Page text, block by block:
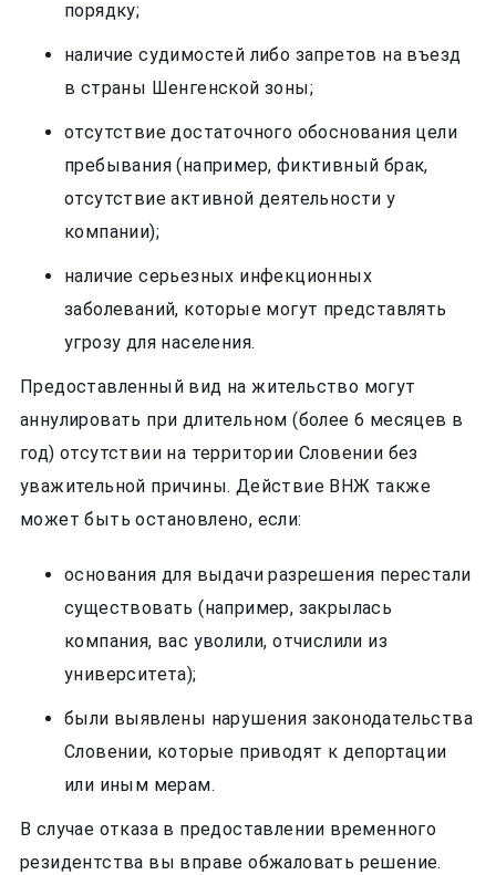
порядку;
наличие судимостей либо запретов на въезд
в страны Шенгенской зоны;
отсутствие достаточного обоснования цели
пребывания (например, фиктивный брак,
отсутствие активной деятельности у
компании);
наличие серьезных инфекционных
заболеваний, которые могут представлять
угрозу для населения.
Предоставленный вид на жительство могут
аннулировать при длительном (более 6 месяцев в
год) отсутствии на территории Словении без
уважительной причины. Действие ВНЖ также
может быть остановлено, если:
основания для выдачи разрешения перестали
существовать (например, закрылась
компания, вас уволили, отчислили из
университета);
были выявлены нарушения законодательства
Словении, которые приводят к депортации
или иным мерам.
В случае отказа в предоставлении временного
резидентства вы вправе обжаловать решение.